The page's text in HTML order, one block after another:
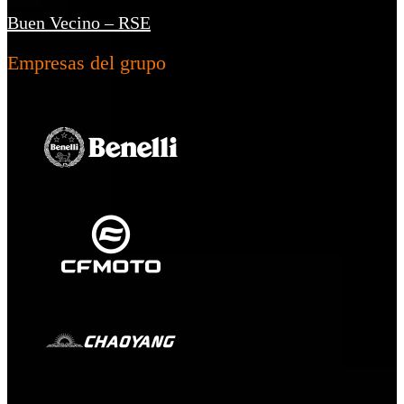
Buen Vecino – RSE
Empresas del grupo